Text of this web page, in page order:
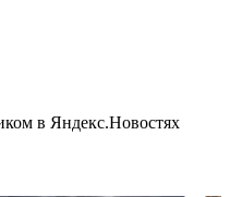
в Яндекс.Новостях